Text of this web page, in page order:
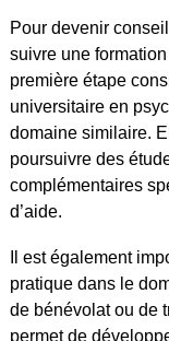
Pour devenir
suivre une
première étape
universitaire en
domaine similaire.
poursuivre des
complémentaires
d’aide.
Il est également
pratique dans le
de bénévolat ou de
permet de